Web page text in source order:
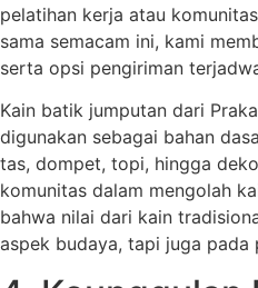
pelatihan kerja atau
sama semacam ini, kami
serta opsi pengiriman
Kain batik jumputan dari
digunakan sebagai bahan
tas, dompet, topi, hingga
komunitas dalam mengolah
bahwa nilai dari kain
aspek budaya, tapi juga pada